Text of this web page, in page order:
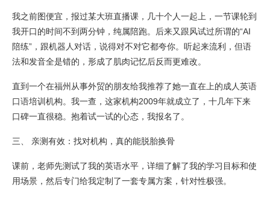
我之前图便宜，报过某大班直播课，几十个人一起上，一节课轮到
我开口的时间不到两分钟，纯属陪跑。后来又跟风试过所谓的“AI
陪练”，跟机器人对话，说得对不对它都夸你。听起来流利，但语
法和发音全是错的，形成了肌肉记忆后反而更难改。
直到一个在福州从事外贸的朋友给我推荐了她一直在上的成人英语
口语培训机构。我一查，这家机构2009年就成立了，十几年下来
口碑一直很稳。抱着试一试的心态，我报名了。
三、 亲测有效：找对机构，真的能脱胎换骨
课前，老师先测试了我的英语水平，详细了解了我的学习目标和使
用场景，然后专门给我定制了一套专属方案，针对性极强。